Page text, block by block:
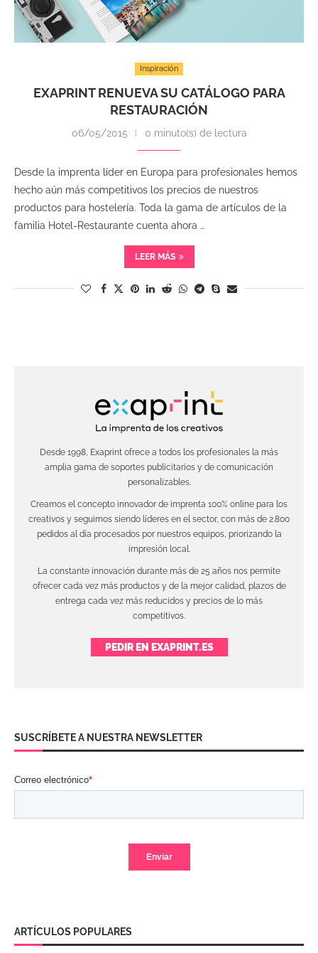
Inspiración
EXAPRINT RENUEVA SU CATÁLOGO PARA
RESTAURACIÓN
06/05/2015 0 minuto(s) de lectura
Desde la imprenta líder en Europa para profesionales hemos
hecho aún más competitivos los precios de nuestros
productos para hostelería. Toda la gama de artículos de la
familia Hotel-Restaurante cuenta ahora …
LEER MÁS
Desde 1998, Exaprint ofrece a todos los profesionales la más
amplia gama de soportes publicitarios y de comunicación
personalizables.
Creamos el concepto innovador de imprenta 100% online para los
creativos y seguimos siendo líderes en el sector, con más de 2.800
pedidos al día procesados por nuestros equipos, priorizando la
impresión local.
La constante innovación durante más de 25 años nos permite
ofrecer cada vez más productos y de la mejor calidad, plazos de
entrega cada vez más reducidos y precios de lo más
competitivos.
PEDIR EN EXAPRINT.ES
SUSCRÍBETE A NUESTRA NEWSLETTER
ARTÍCULOS POPULARES